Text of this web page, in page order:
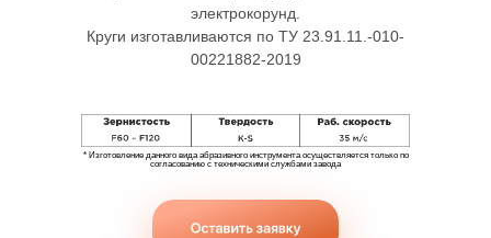
электрокорунд.
Круги изготавливаются по ТУ 23.91.11.-010-
00221882-2019
* Изготовление данного вида абразивного инструмента осуществляется только по
согласованию с техническими службами завода